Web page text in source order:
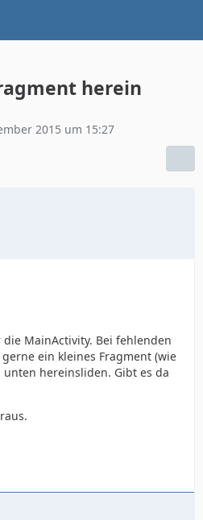
herein
2015 um 15:27
MainActivity. Bei fehlenden
ein kleines Fragment (wie
hereinsliden. Gibt es da